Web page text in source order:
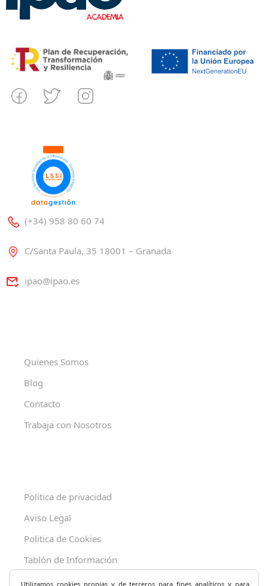
(+34) 958 80 60 74
C/Santa Paula, 35 18001 – Granada
ipao@ipao.es
Quienes Somos
Blog
Contacto
Trabaja con Nosotros
Politica de privacidad
Aviso Legal
Politica de Cookies
Tablón de Información
Decreto 625/2019
Utilizamos cookies propias y de terceros para fines analíticos y para